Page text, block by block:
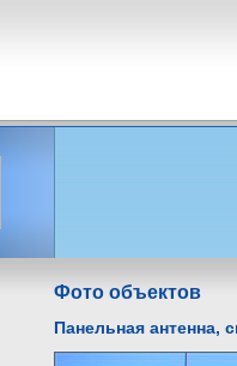
Фото объектов
Панельная антенна,